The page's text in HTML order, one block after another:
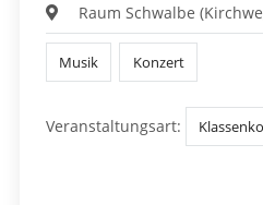
Raum Schwalbe
Musik Konzert
Veranstaltungsart: